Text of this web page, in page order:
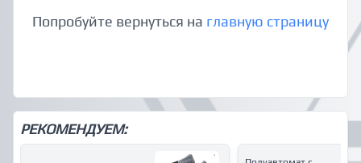
Попробуйте вернуться на главную страницу
РЕКОМЕНДУЕМ: